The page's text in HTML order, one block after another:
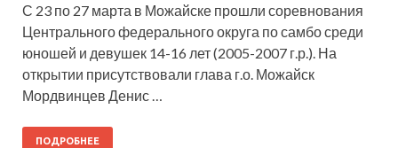
С 23 по 27 марта в Можайске прошли соревнования
Центрального федерального округа по самбо среди
юношей и девушек 14-16 лет (2005-2007 г.р.). На
открытии присутствовали глава г.о. Можайск
Мордвинцев Денис …
ПОДРОБНЕЕ